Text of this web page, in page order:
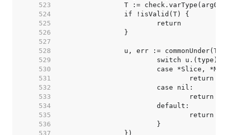
   523
   524
   525
   526
   527
   528
   529
   530
   531
return
   532
   533
   534
   535
   536
   537